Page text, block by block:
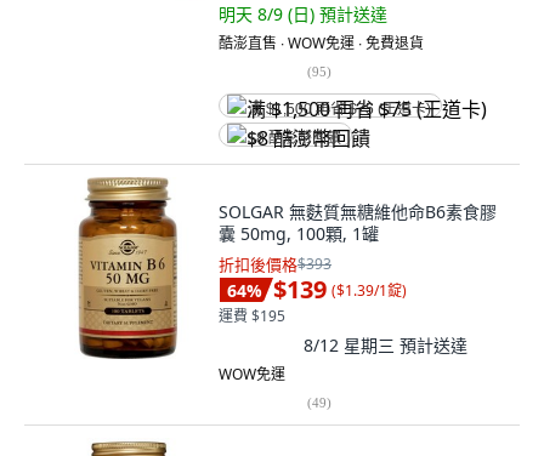
明天 8/9 (日) 預計送達
酷澎直售 ∙ WOW免運 ∙ 免費退貨
(95)
满 $1,500 再省 $75 (王道卡)
$8 酷澎幣回饋
SOLGAR 無麩質無糖維他命B6素食膠
囊 50mg, 100顆, 1罐
折扣後價格$393
64% $139 ($1.39/1錠)
運費 $195
8/12 星期三 預計送達
WOW免運
(49)